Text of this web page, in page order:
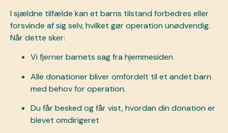
I sjældne tilfælde kan et barns tilstand forbedres eller
forsvinde af sig selv, hvilket gør operation unødvendig.
Når dette sker:
Vi fjerner barnets sag fra hjemmesiden
Alle donationer bliver omfordelt til et andet barn
med behov for operation.
Du får besked og får vist, hvordan din donation er
blevet omdirigeret